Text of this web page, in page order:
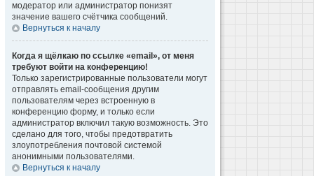
модератор или администратор понизят
значение вашего счётчика сообщений.
Вернуться к началу
Когда я щёлкаю по ссылке «email», от меня
требуют войти на конференцию!
Только зарегистрированные пользователи могут
отправлять email-сообщения другим
пользователям через встроенную в
конференцию форму, и только если
администратор включил такую возможность. Это
сделано для того, чтобы предотвратить
злоупотребления почтовой системой
анонимными пользователями.
Вернуться к началу